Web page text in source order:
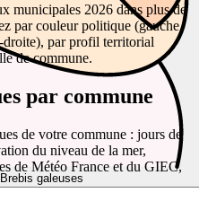
Brebis galeuses
municipales 2026 dans plus de
par couleur politique (gauche,
droite), par profil territorial
de commune.
par commune
de votre commune : jours de
du niveau de la mer,
de Météo France et du GIEC,